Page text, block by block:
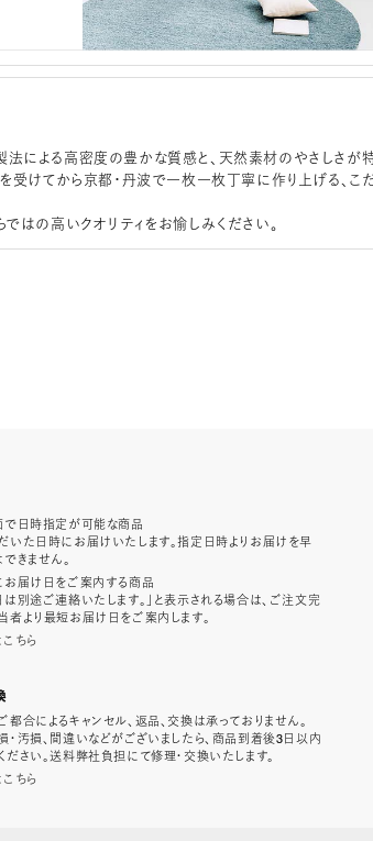
による高密度の豊かな質感と、天然素材のやさしさが
を受けてから京都・丹波で一枚一枚丁寧に作り上げる、こ
はの高いクオリティをお愉しみください。
で日時指定が可能な商品
いた日時にお届けいたします。指定日時よりお届けを早
きません。
お届け日をご案内する商品
は別途ご連絡いたします。」と表示される場合は、ご注文完
者より最短お届け日をご案内します。
ちら
都合によるキャンセル、返品、交換は承っておりません。
・汚損、間違いなどがございましたら、商品到着後3日以内
ださい。送料弊社負担にて修理・交換いたします。
ちら